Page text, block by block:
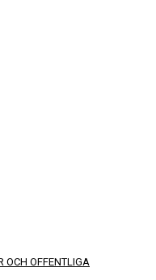
OCH OFFENTLIGA